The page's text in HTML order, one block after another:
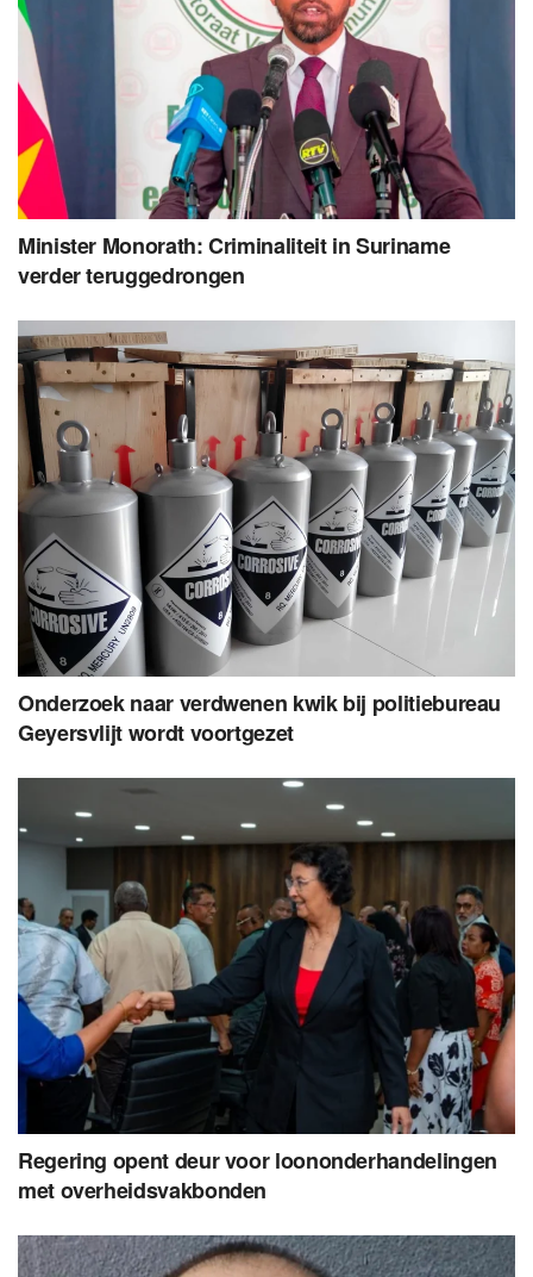
Minister Monorath: Criminaliteit in Suriname
verder teruggedrongen
Onderzoek naar verdwenen kwik bij politiebureau
Geyersvlijt wordt voortgezet
Regering opent deur voor loononderhandelingen
met overheidsvakbonden